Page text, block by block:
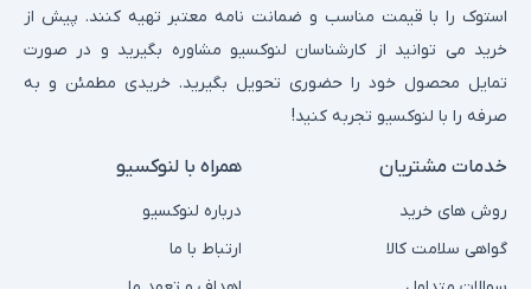
استوک را با قیمت مناسب و ضمانت نامه معتبر تهیه کنند. پیش از
خرید می توانید از کارشناسان لنوکسیو مشاوره بگیرید و در صورت
تمایل محصول خود را حضوری تحویل بگیرید. خریدی مطمئن و به
صرفه را با لنوکسیو تجربه کنید!
خدمات مشتریان
روش های خرید
گواهی سلامت کالا
همراه با لنوکسیو
درباره لنوکسیو
ارتباط با ما